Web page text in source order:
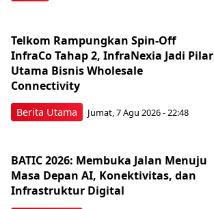
Berita Utama
Telkom Rampungkan Spin-Off
InfraCo Tahap 2, InfraNexia Jadi Pilar
Utama Bisnis Wholesale
Connectivity
Jumat, 7 Agu 2026 - 22:48
BATIC 2026: Membuka Jalan Menuju
Masa Depan AI, Konektivitas, dan
Infrastruktur Digital